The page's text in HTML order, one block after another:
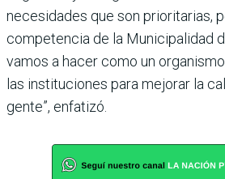
necesidades que son prioritarias,
competencia de la Municipalidad
vamos a hacer como un
las instituciones para mejorar la
gente”, enfatizó.